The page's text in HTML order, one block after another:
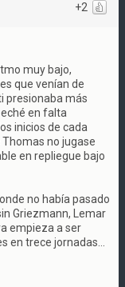
+2
muy bajo,
que venían de
presionaba más
en falta
inicios de cada
no jugase
en repliegue bajo
no había pasado
Griezmann, Lemar
empieza a ser
en trece jornadas...